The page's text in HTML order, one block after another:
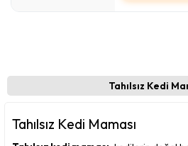
Tahılsız Kedi
Tahılsız Kedi Maması